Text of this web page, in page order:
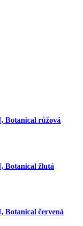
Botanical růžová
Botanical žlutá
Botanical červená